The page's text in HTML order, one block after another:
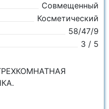
Совмещенный
Косметический
58/47/9
3 / 5